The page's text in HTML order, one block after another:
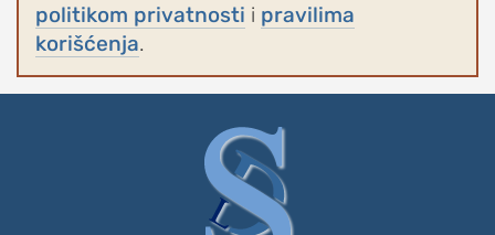
politikom privatnosti i pravilima
korišćenja.